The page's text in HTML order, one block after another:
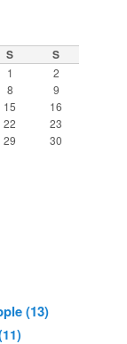
S S
1
2
8
9
15
16
22
23
29
30
(13)